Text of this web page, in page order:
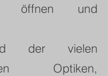
öffnen und
der vielen
Optiken,